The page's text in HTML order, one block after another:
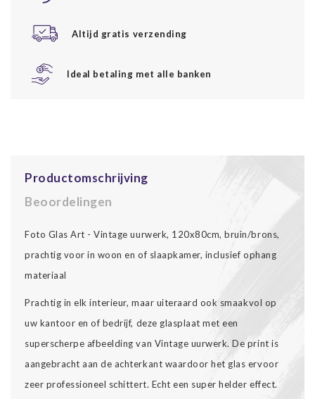
Altijd gratis verzending
Ideal betaling met alle banken
Productomschrijving
Beoordelingen
Foto Glas Art - Vintage uurwerk, 120x80cm, bruin/brons,
prachtig voor in woon en of slaapkamer, inclusief ophang
materiaal
Prachtig in elk interieur, maar uiteraard ook smaakvol op
uw kantoor en of bedrijf, deze glasplaat met een
superscherpe afbeelding van Vintage uurwerk. De print is
aangebracht aan de achterkant waardoor het glas ervoor
zeer professioneel schittert. Echt een super helder effect.